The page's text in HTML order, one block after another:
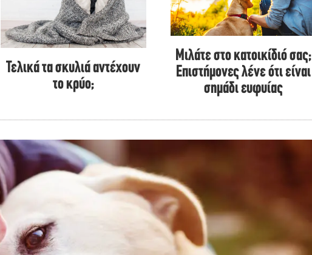
Τελικά τα σκυλιά αντέχουν
το κρύο;
Μιλάτε στο κατοικίδιό σας;
Επιστήμονες λένε ότι είναι
σημάδι ευφυίας